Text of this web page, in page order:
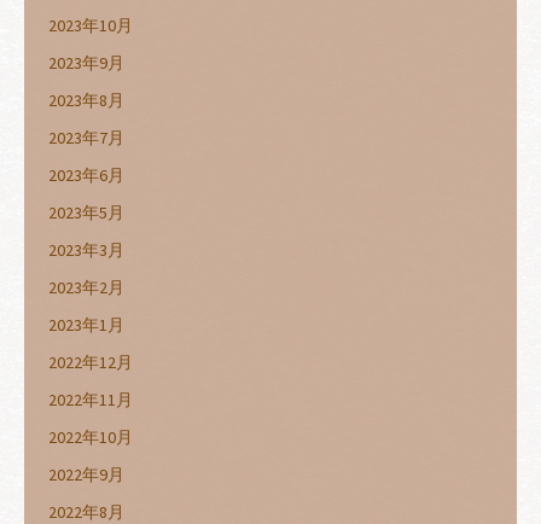
2023年10月
2023年9月
2023年8月
2023年7月
2023年6月
2023年5月
2023年3月
2023年2月
2023年1月
2022年12月
2022年11月
2022年10月
2022年9月
2022年8月